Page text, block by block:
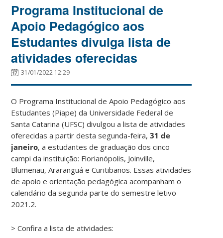
Programa Institucional de
Apoio Pedagógico aos
Estudantes divulga lista de
atividades oferecidas
31/01/2022 12:29
O Programa Institucional de Apoio Pedagógico aos
Estudantes (Piape) da Universidade Federal de
Santa Catarina (UFSC) divulgou a lista de atividades
oferecidas a partir desta segunda-feira,31 de
janeiro, a estudantes de graduação dos cinco
campi da instituição: Florianópolis, Joinville,
Blumenau, Araranguá e Curitibanos. Essas atividades
de apoio e orientação pedagógica acompanham o
calendário da segunda parte do semestre letivo
2021.2.
> Confira a lista de atividades: